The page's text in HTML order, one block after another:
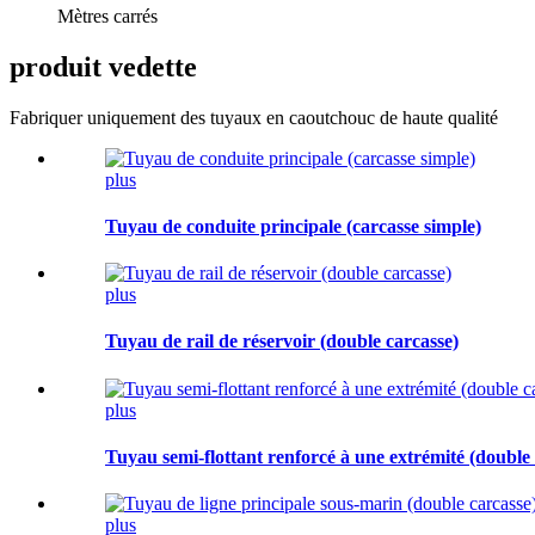
Mètres carrés
produit vedette
Fabriquer uniquement des tuyaux en caoutchouc de haute qualité
plus
Tuyau de conduite principale (carcasse simple)
plus
Tuyau de rail de réservoir (double carcasse)
plus
Tuyau semi-flottant renforcé à une extrémité (double
plus